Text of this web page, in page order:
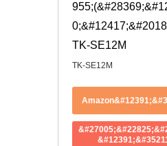
TK-SE12M
TK-SE12M